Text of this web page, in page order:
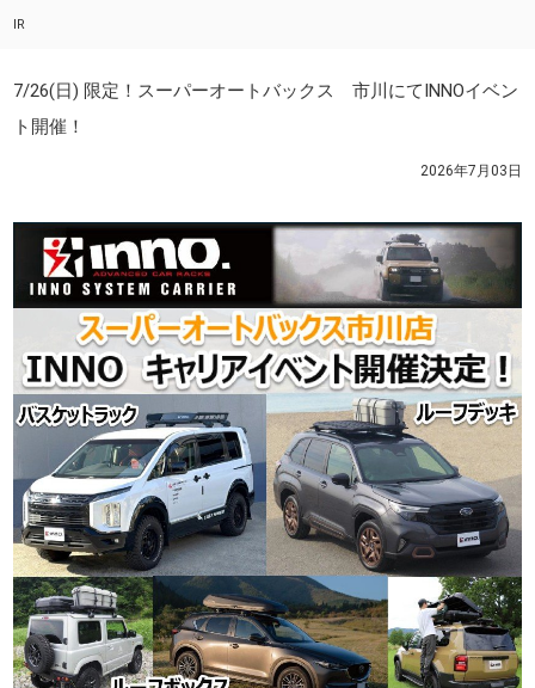
IR
7/26(日) 限定！スーパーオートバックス 市川にてINNOイベン
ト開催！
2026年7月03日